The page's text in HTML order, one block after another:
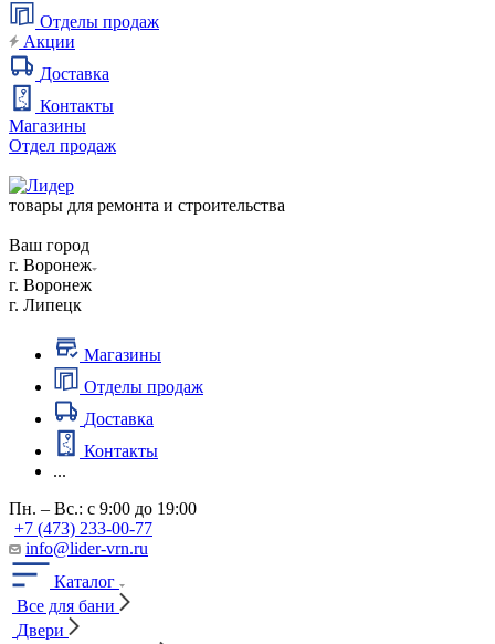
Отделы продаж
Акции
Доставка
Контакты
Магазины
Отдел продаж
товары для ремонта и строительства
Ваш город
г. Воронеж
г. Воронеж
г. Липецк
Магазины
Отделы продаж
Доставка
Контакты
...
Пн. – Вс.: с 9:00 до 19:00
+7 (473) 233-00-77
info@lider-vrn.ru
Каталог
Все для бани
Двери